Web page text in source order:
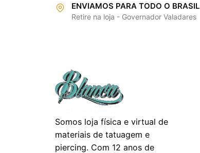
ENVIAMOS PARA TODO O BRASIL
Retire na loja - Governador Valadares
Somos loja física e virtual de
materiais de tatuagem e
piercing. Com 12 anos de